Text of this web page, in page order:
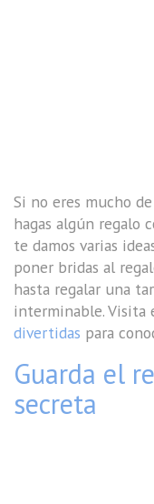
Si no eres mucho
hagas algún regalo
te damos varias
poner bridas al
hasta regalar una
interminable. Visita
divertidas para
Guarda el
secreta